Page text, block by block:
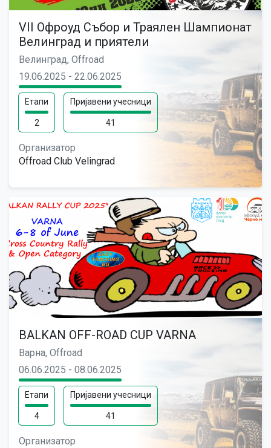
VII Офроуд Събор и Траялен Шампионат
Велинград и приятели
Велинград, Offroad
19.06.2025 - 22.06.2025
Етапи
2
Пријавени учесници
41
Организатор
Offroad Club Velingrad
BALKAN OFF-ROAD CUP VARNA
Варна, Offroad
06.06.2025 - 08.06.2025
Етапи
4
Пријавени учесници
41
Организатор